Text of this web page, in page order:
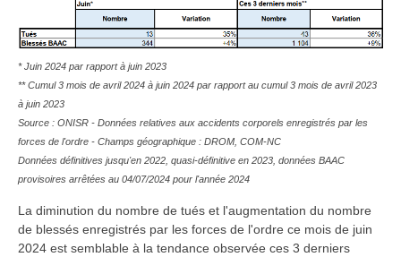
* Juin 2024 par rapport à juin 2023
** Cumul 3 mois de avril 2024 à juin 2024 par rapport au cumul 3 mois de avril 2023
à juin 2023
Source : ONISR - Données relatives aux accidents corporels enregistrés par les
forces de l'ordre - Champs géographique : DROM, COM-NC
Données définitives jusqu'en 2022, quasi-définitive en 2023, données BAAC
provisoires arrêtées au 04/07/2024 pour l'année 2024
La diminution du nombre de tués et l'augmentation du nombre
de blessés enregistrés par les forces de l'ordre ce mois de juin
2024 est semblable à la tendance observée ces 3 derniers